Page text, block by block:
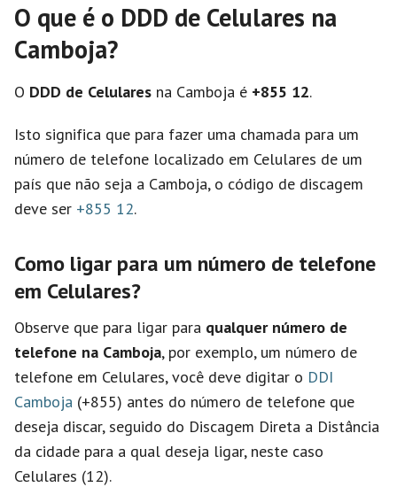
O que é o DDD de Celulares na
Camboja?
O DDD de Celulares na Camboja é +855 12.
Isto significa que para fazer uma chamada para um
número de telefone localizado em Celulares de um
país que não seja a Camboja, o código de discagem
deve ser +855 12.
Como ligar para um número de telefone
em Celulares?
Observe que para ligar para qualquer número de
telefone na Camboja, por exemplo, um número de
telefone em Celulares, você deve digitar o DDI
Camboja (+855) antes do número de telefone que
deseja discar, seguido do Discagem Direta a Distância
da cidade para a qual deseja ligar, neste caso
Celulares (12).